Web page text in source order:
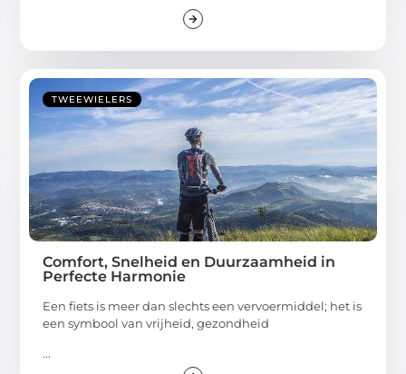
TWEEWIELERS
Comfort, Snelheid en Duurzaamheid in
Perfecte Harmonie
Een fiets is meer dan slechts een vervoermiddel; het is
een symbool van vrijheid, gezondheid
...